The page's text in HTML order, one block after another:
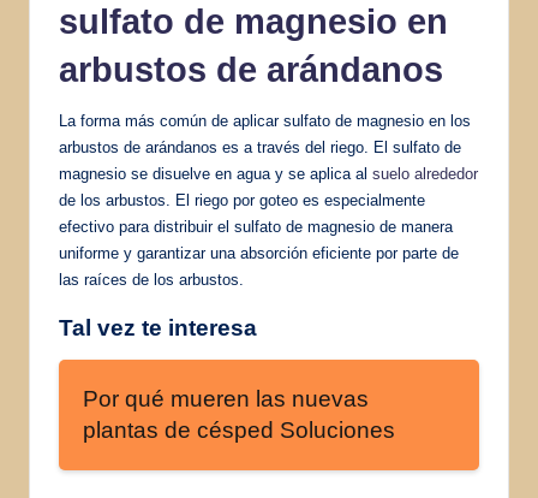
sulfato de magnesio en
arbustos de arándanos
La forma más común de aplicar sulfato de magnesio en los
arbustos de arándanos es a través del riego. El sulfato de
magnesio se disuelve en agua y se aplica al suelo alrededor
de los arbustos. El riego por goteo es especialmente
efectivo para distribuir el sulfato de magnesio de manera
uniforme y garantizar una absorción eficiente por parte de
las raíces de los arbustos.
Tal vez te interesa
Por qué mueren las nuevas
plantas de césped Soluciones